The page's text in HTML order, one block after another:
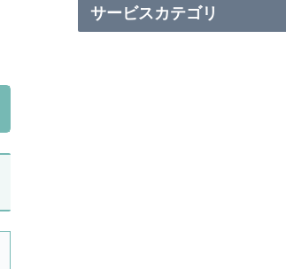
サービスカテゴリ